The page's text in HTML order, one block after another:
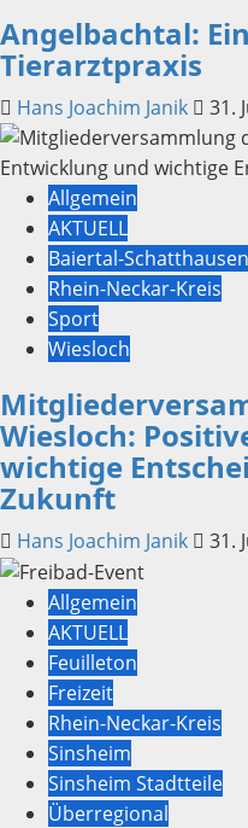
Angelbachtal:
Tierarztpraxis
Hans Joachim Janik 31.
Allgemein
AKTUELL
Baiertal-Schatthausen
Rhein-Neckar-Kreis
Sport
Wiesloch
Wiesloch:
wichtige
Zukunft
Hans Joachim Janik 31.
Allgemein
AKTUELL
Feuilleton
Freizeit
Rhein-Neckar-Kreis
Sinsheim
Sinsheim Stadtteile
Überregional